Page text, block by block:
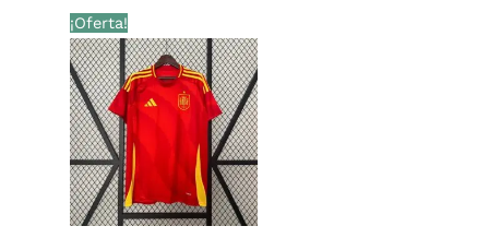
¡Oferta!
El
precio
original
era:
€28,00.
precio
actual
es:
€25,99.